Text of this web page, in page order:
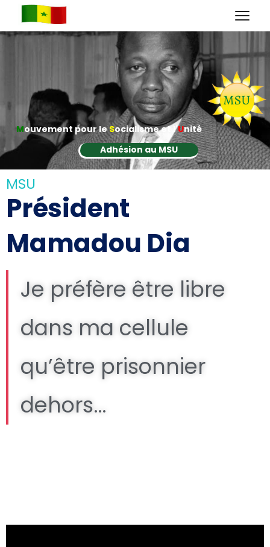
Mouvement pour leSocialisme et l'Unité
Adhésion au MSU
MSU
Président
Mamadou Dia
Je préfère être libre
dans ma cellule
qu’être prisonnier
dehors…